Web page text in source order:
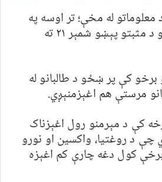
معلوماتو له مخې؛ تر اوسه په
دغه هېواد کې د پولیو د مثبتو پېښو شمېر ۲۱ ته
کې پر ښځو د طالبانو له
مرستې هم اغېزمنېږي.
کې د مېرمنو رول اغېزناک
چې د روغتیا، واکسین او نورو
کول دغه چارې کم اغېزه